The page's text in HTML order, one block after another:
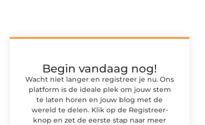
Begin vandaag nog!
Wacht niet langer en registreer je nu. Ons
platform is de ideale plek om jouw stem
te laten horen en jouw blog met de
wereld te delen. Klik op de Registreer-
knop en zet de eerste stap naar meer